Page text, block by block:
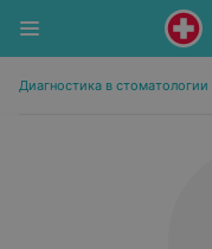
Диагностика в стоматологии